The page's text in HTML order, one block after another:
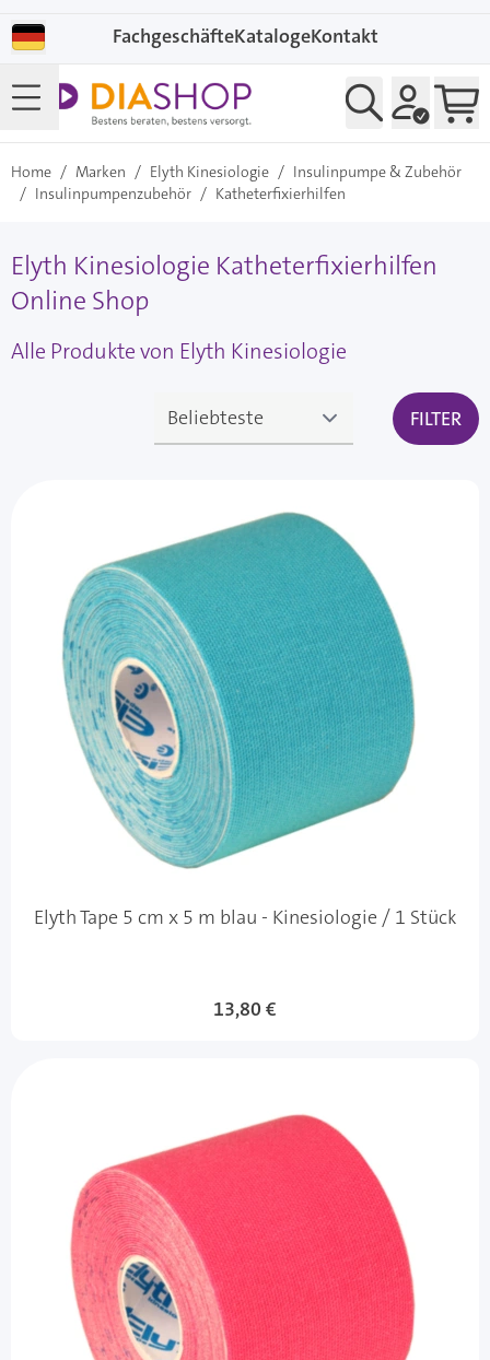
FachgeschäfteKatalogeKontakt
Home / Marken / Elyth Kinesiologie / Insulinpumpe & Zubehör
/ Insulinpumpenzubehör / Katheterfixierhilfen
Elyth Kinesiologie Katheterfixierhilfen
Online Shop
Alle Produkte von Elyth Kinesiologie
FILTER
Elyth Tape 5 cm x 5 m blau - Kinesiologie / 1 Stück
13,80 €